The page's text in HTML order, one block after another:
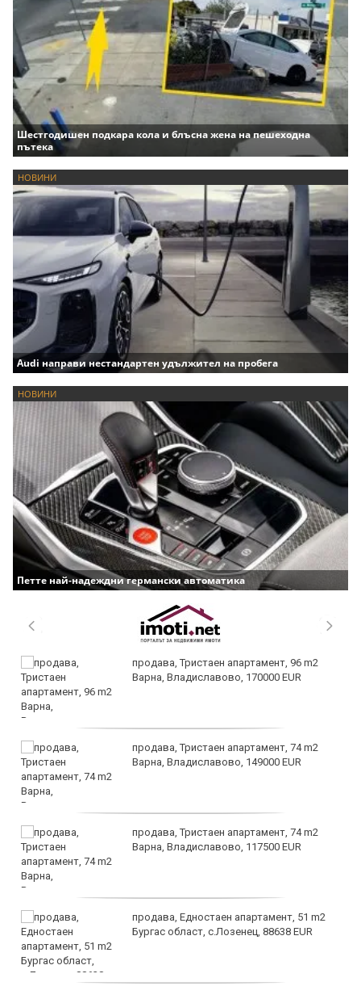
Шестгодишен подкара кола и блъсна жена на пешеходна
пътека
НОВИНИ
Audi направи нестандартен удължител на пробега
НОВИНИ
Петте най-надеждни германски автоматика
продава, Тристаен апартамент, 96 m2
Варна, Владиславово, 170000 EUR
продава, Тристаен апартамент, 74 m2
Варна, Владиславово, 149000 EUR
продава, Тристаен апартамент, 74 m2
Варна, Владиславово, 117500 EUR
продава, Едностаен апартамент, 51 m2
Бургас област, с.Лозенец, 88638 EUR